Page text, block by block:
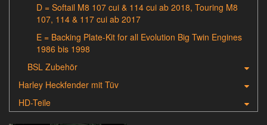
D = Softail M8 107 cui & 114 cui ab 2018, Touring M8
107, 114 & 117 cui ab 2017
E = Backing Plate-Kit for all Evolution Big Twin Engines
1986 bis 1998
BSL Zubehör
Harley Heckfender mit Tüv
HD-Teile